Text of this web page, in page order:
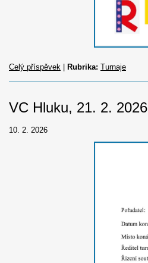
Celý příspěvek Rubrika: Turnaje
VC Hluku, 21. 2. 2026
10. 2. 2026